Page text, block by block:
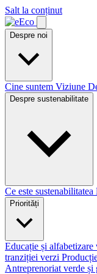
Salt la conținut
Despre noi
Cine suntem Viziune
Despre sustenabilitate
Ce este sustenabilitatea
Priorități
Educație și alfabetizare
tranziției verzi
Antreprenoriat verde și